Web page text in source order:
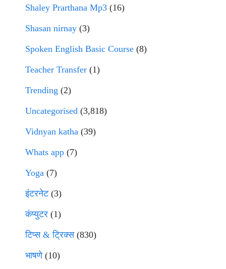
Shaley Prarthana Mp3 (16)
Shasan nirnay (3)
Spoken English Basic Course (8)
Teacher Transfer (1)
Trending (2)
Uncategorised (3,818)
Vidnyan katha (39)
Whats app (7)
Yoga (7)
इंटरनेट(3)
कंप्युटर (1)
टिप्स & ट्रिक्स(830)
भाषणे(10)